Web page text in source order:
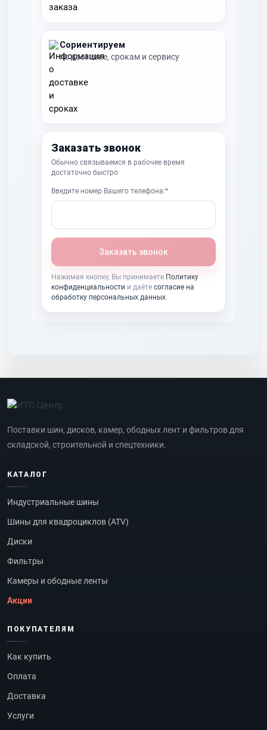
Сориентируем
по доставке, срокам и сервису
Заказать звонок
Обычно связываемся в рабочее время
достаточно быстро
Введите номер Вашего телефона:*
Заказать звонок
Нажимая кнопку, Вы принимаете Политику
конфиденциальности и даёте согласие на
обработку персональных данных.
Поставки шин, дисков, камер, ободных лент и фильтров для
складской, строительной и спецтехники.
КАТАЛОГ
Индустриальные шины
Шины для квадроциклов (ATV)
Диски
Фильтры
Камеры и ободные ленты
Акции
ПОКУПАТЕЛЯМ
Как купить
Оплата
Доставка
Услуги